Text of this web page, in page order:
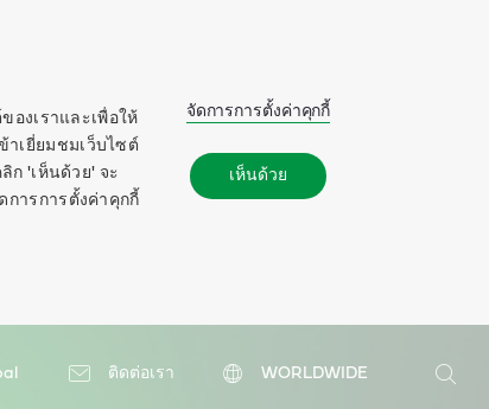
องเราและเพื่อให้
เยี่ยมชมเว็บไซต์
ก 'เห็นด้วย' จะ
การการตั้งค่าคุกกี้
จัดการการตั้งค่าคุกกี้
เห็นด้วย
ติดต่อเรา
WORLDWIDE
ค้นหา